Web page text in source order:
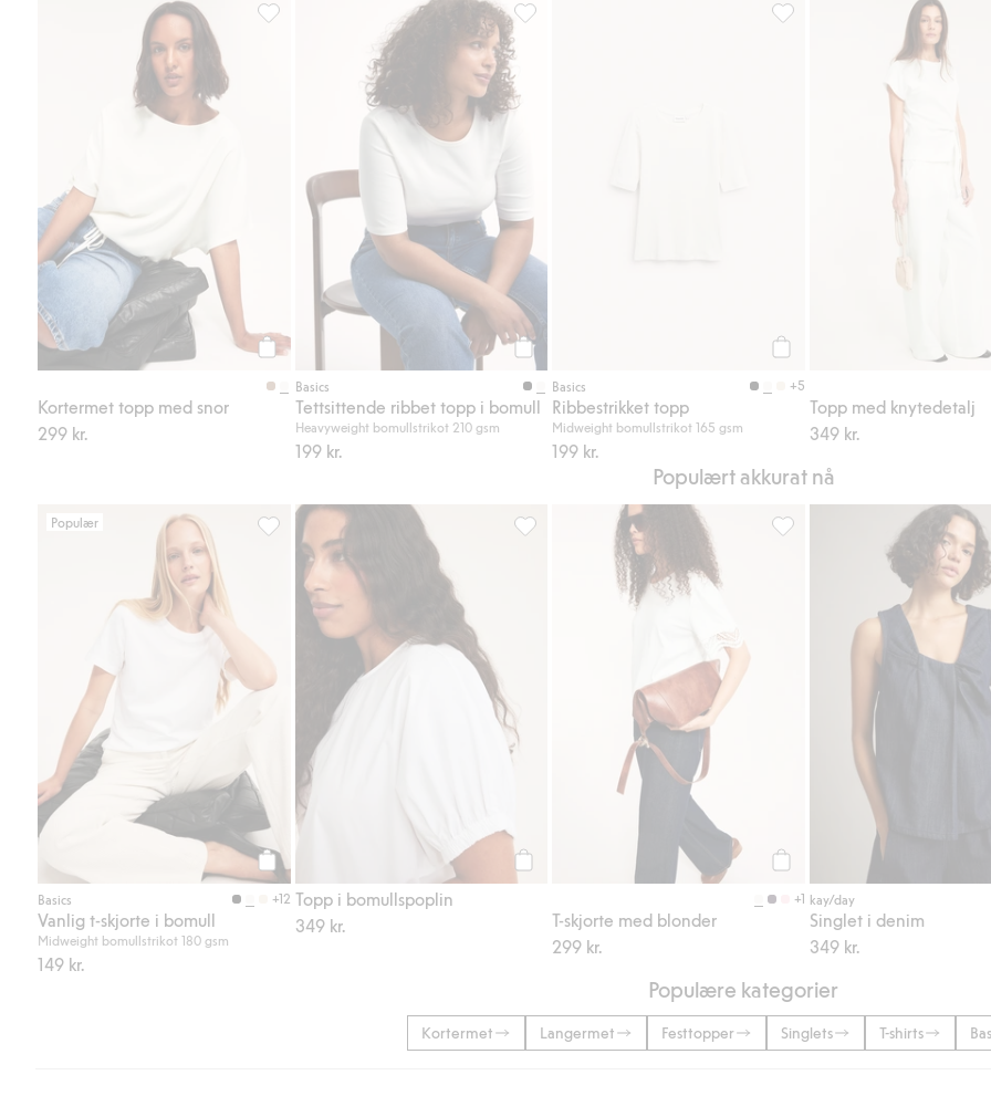
Kortermet topp med snor
299 kr.
Kortermet topp med snor, Legg til i favoriter
Legg til
Basics
Tettsittende ribbet topp i bomull
Heavyweight bomullstrikot 210 gsm
199 kr.
Tettsittende ribbet topp i bomull, Legg til i favoriter
Basics +5
Ribbestrikket topp
Midweight bomullstrikot 165 gsm
199 kr.
Ribbestrikket topp, Legg til i
Topp med knytedetalj
349 kr.
Populært akkurat nå
Populær
Legg til
Basics +12
Vanlig t-skjorte i bomull
Midweight bomullstrikot 180 gsm
149 kr.
Vanlig t-skjorte i bomull, Legg til i favoriter
Legg til
Topp i bomullspoplin
349 kr.
Topp i bomullspoplin, Legg til i favoriter
Legg til
+1
T-skjorte med blonder
299 kr.
T-skjorte med blonder, Legg
kay/day
Singlet i denim
349 kr.
Populære kategorier
Kortermet Langermet Festtopper Singlets T-shirts